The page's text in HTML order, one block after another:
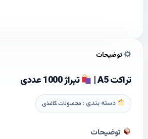
توضیحات
تراکت A5 | تیراژ 1000 عددی
دسته بندی : محصولات کاغذی
توضیحات